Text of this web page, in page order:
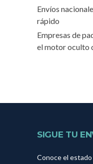
Envíos
rápido
Empresas de
el motor oculto
SIGUE TU
Conoce el